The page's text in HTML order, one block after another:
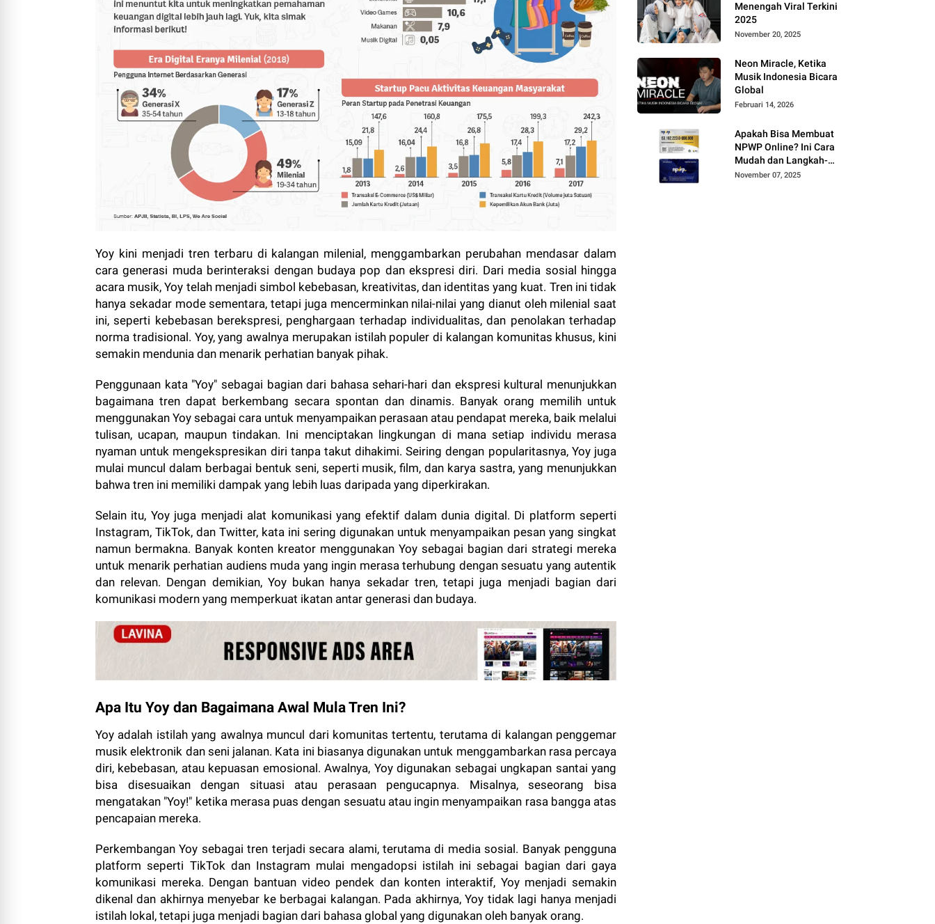
Yoy kini menjadi tren terbaru di kalangan milenial, menggambarkan perubahan mendasar dalam
cara generasi muda berinteraksi dengan budaya pop dan ekspresi diri. Dari media sosial hingga
acara musik, Yoy telah menjadi simbol kebebasan, kreativitas, dan identitas yang kuat. Tren ini tidak
hanya sekadar mode sementara, tetapi juga mencerminkan nilai-nilai yang dianut oleh milenial saat
ini, seperti kebebasan berekspresi, penghargaan terhadap individualitas, dan penolakan terhadap
norma tradisional. Yoy, yang awalnya merupakan istilah populer di kalangan komunitas khusus, kini
semakin mendunia dan menarik perhatian banyak pihak.
Penggunaan kata "Yoy" sebagai bagian dari bahasa sehari-hari dan ekspresi kultural menunjukkan
bagaimana tren dapat berkembang secara spontan dan dinamis. Banyak orang memilih untuk
menggunakan Yoy sebagai cara untuk menyampaikan perasaan atau pendapat mereka, baik melalui
tulisan, ucapan, maupun tindakan. Ini menciptakan lingkungan di mana setiap individu merasa
nyaman untuk mengekspresikan diri tanpa takut dihakimi. Seiring dengan popularitasnya, Yoy juga
mulai muncul dalam berbagai bentuk seni, seperti musik, film, dan karya sastra, yang menunjukkan
bahwa tren ini memiliki dampak yang lebih luas daripada yang diperkirakan.
Selain itu, Yoy juga menjadi alat komunikasi yang efektif dalam dunia digital. Di platform seperti
Instagram, TikTok, dan Twitter, kata ini sering digunakan untuk menyampaikan pesan yang singkat
namun bermakna. Banyak konten kreator menggunakan Yoy sebagai bagian dari strategi mereka
untuk menarik perhatian audiens muda yang ingin merasa terhubung dengan sesuatu yang autentik
dan relevan. Dengan demikian, Yoy bukan hanya sekadar tren, tetapi juga menjadi bagian dari
komunikasi modern yang memperkuat ikatan antar generasi dan budaya.
Apa Itu Yoy dan Bagaimana Awal Mula Tren Ini?
Yoy adalah istilah yang awalnya muncul dari komunitas tertentu, terutama di kalangan penggemar
musik elektronik dan seni jalanan. Kata ini biasanya digunakan untuk menggambarkan rasa percaya
diri, kebebasan, atau kepuasan emosional. Awalnya, Yoy digunakan sebagai ungkapan santai yang
bisa disesuaikan dengan situasi atau perasaan pengucapnya. Misalnya, seseorang bisa
mengatakan "Yoy!" ketika merasa puas dengan sesuatu atau ingin menyampaikan rasa bangga atas
pencapaian mereka.
Perkembangan Yoy sebagai tren terjadi secara alami, terutama di media sosial. Banyak pengguna
platform seperti TikTok dan Instagram mulai mengadopsi istilah ini sebagai bagian dari gaya
komunikasi mereka. Dengan bantuan video pendek dan konten interaktif, Yoy menjadi semakin
dikenal dan akhirnya menyebar ke berbagai kalangan. Pada akhirnya, Yoy tidak lagi hanya menjadi
istilah lokal, tetapi juga menjadi bagian dari bahasa global yang digunakan oleh banyak orang.
Menengah Viral Terkini
2025
November 20, 2025
Neon Miracle, Ketika
Musik Indonesia Bicara
Global
Februari 14, 2026
Apakah Bisa Membuat
NPWP Online? Ini Cara
Mudah dan Langkah-
Langkahnya
November 07, 2025